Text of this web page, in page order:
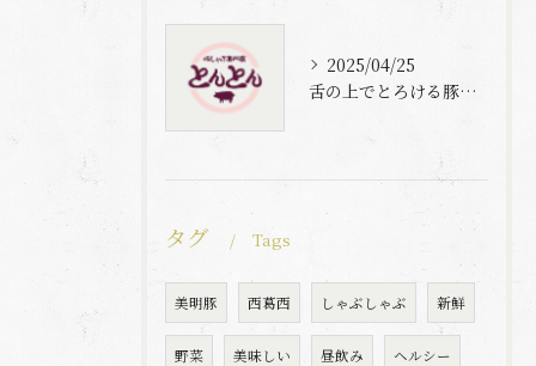
2025/04/25
舌の上でとろける豚肉と自家製梅出汁の魅力
タグ Tags
美明豚 西葛西 しゃぶしゃぶ 新鮮
野菜 美味しい 昼飲み ヘルシー